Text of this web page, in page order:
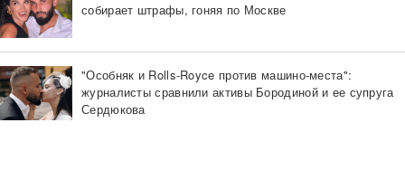
собирает штрафы, гоняя по Москве
"Особняк и Rolls-Royce против машино-места":
журналисты сравнили активы Бородиной и ее супруга
Сердюкова